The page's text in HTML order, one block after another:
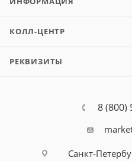
КОЛЛ-ЦЕНТР
РЕКВИЗИТЫ
8 (800)
Санкт-